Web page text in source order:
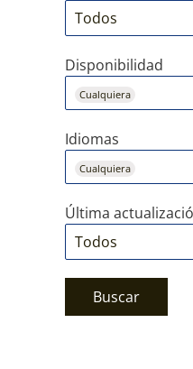
Disponibilidad
Cualquiera
Idiomas
Cualquiera
Última
Buscar